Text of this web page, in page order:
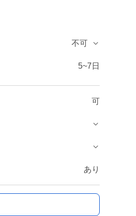
不可
5~7日
可
あり